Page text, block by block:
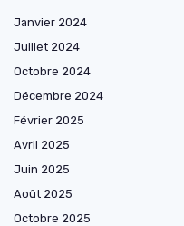
Janvier 2024
Juillet 2024
Octobre 2024
Décembre 2024
Février 2025
Avril 2025
Juin 2025
Août 2025
Octobre 2025